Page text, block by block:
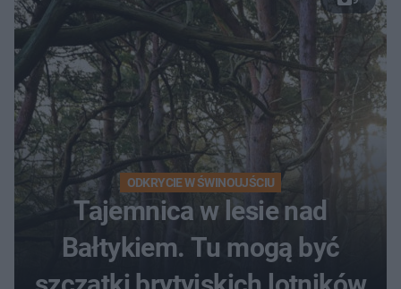
ODKRYCIE W ŚWINOUJŚCIU
Tajemnica w lesie nad
Bałtykiem. Tu mogą być